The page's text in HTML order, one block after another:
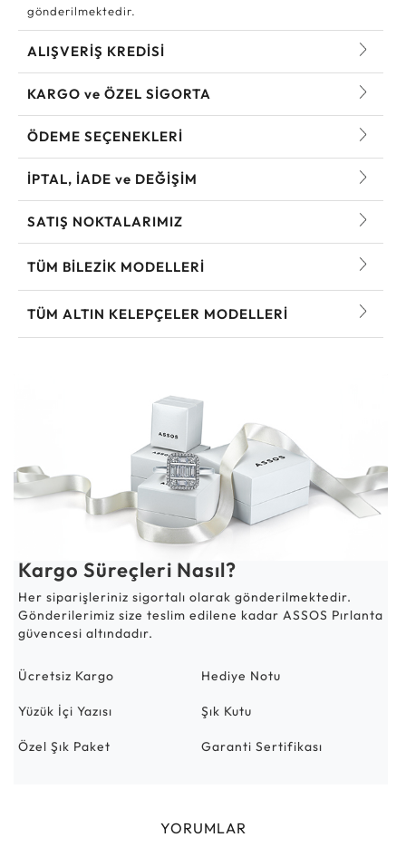
gönderilmektedir.
ALIŞVERİŞ KREDİSİ
KARGO ve ÖZEL SİGORTA
ÖDEME SEÇENEKLERİ
İPTAL, İADE ve DEĞİŞİM
SATIŞ NOKTALARIMIZ
TÜM BILEZIK MODELLERI
TÜM ALTIN KELEPÇELER MODELLERI
Kargo Süreçleri Nasıl?
Her siparişleriniz sigortalı olarak gönderilmektedir.
Gönderilerimiz size teslim edilene kadar ASSOS Pırlanta
güvencesi altındadır.
Ücretsiz Kargo Hediye Notu
Yüzük İçi Yazısı Şık Kutu
Özel Şık Paket Garanti Sertifikası
YORUMLAR